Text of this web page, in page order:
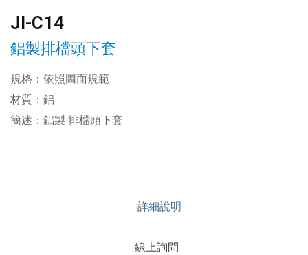
JI-C14
鋁製排檔頭下套
規格：依照圖面規範
材質：鋁
簡述：鋁製 排檔頭下套
詳細說明
線上詢問